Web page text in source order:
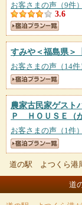
お客さまの声（9件）
3.6
すみや＜福島県＞
お客さまの声（14件
農家古民家ゲス
Ｐ ＨＯＵＳＥ（
お客さまの声（1件）
道の駅 よつくら港
道